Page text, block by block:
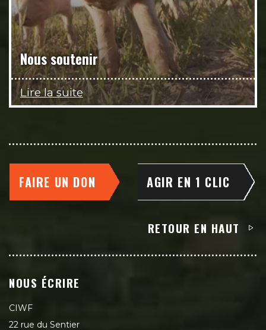
Nous soutenir
Lire la suite
FAIRE UN DON AGIR EN 1 CLIC
RETOUR EN HAUT
NOUS ÉCRIRE
CIWF
22 rue du Sentier